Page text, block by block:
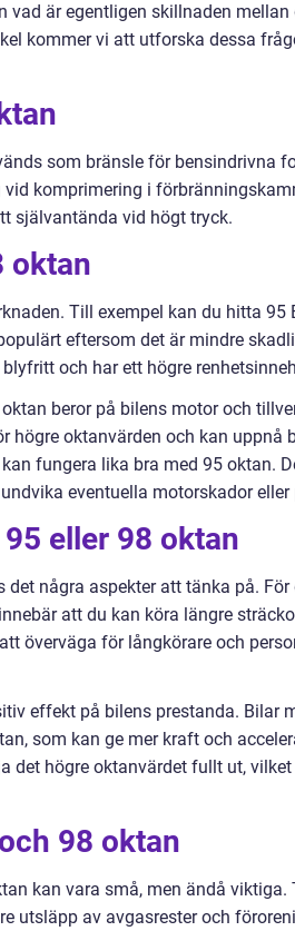
är egentligen skillnaden
kommer vi att utforska dessa
som bränsle för bensindrivna
komprimering i
självantända vid högt tryck.
oktan
Till exempel kan du hitta 95
eftersom det är mindre
och har ett högre
beror på bilens motor och
högre oktanvärden och kan uppnå
fungera lika bra med 95 oktan.
eventuella motorskador eller
eller 98 oktan
några aspekter att tänka på.
att du kan köra längre
överväga för långkörare och
effekt på bilens prestanda. Bilar
som kan ge mer kraft och
det högre oktanvärdet fullt ut,
98 oktan
kan vara små, men ändå viktiga.
utsläpp av avgasrester och